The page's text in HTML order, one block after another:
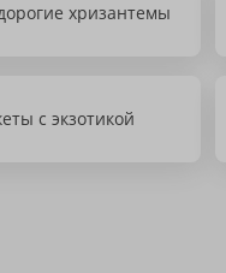
хризантемы
с экзотикой